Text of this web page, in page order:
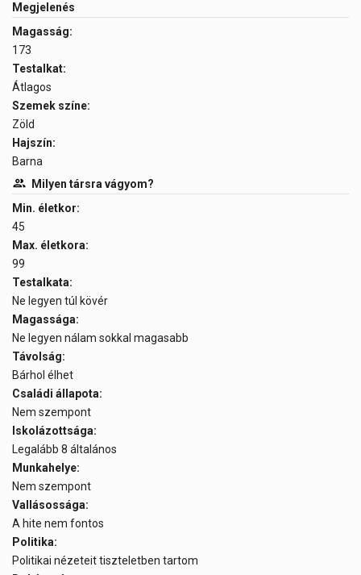
Megjelenés
Magasság:
173
Testalkat:
Átlagos
Szemek színe:
Zöld
Hajszín:
Barna
Milyen társra vágyom?
Min. életkor:
45
Max. életkora:
99
Testalkata:
Ne legyen túl kövér
Magassága:
Ne legyen nálam sokkal magasabb
Távolság:
Bárhol élhet
Családi állapota:
Nem szempont
Iskolázottsága:
Legalább 8 általános
Munkahelye:
Nem szempont
Vallásossága:
A hite nem fontos
Politika:
Politikai nézeteit tiszteletben tartom